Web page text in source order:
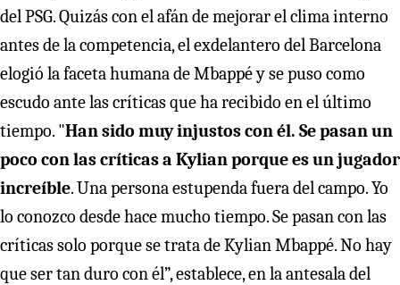
del PSG. Quizás con el afán de mejorar el clima interno
antes de la competencia, el exdelantero del Barcelona
elogió la faceta humana de Mbappé y se puso como
escudo ante las críticas que ha recibido en el último
tiempo. "Han sido muy injustos con él. Se pasan un
poco con las críticas a Kylian porque es un jugador
increíble. Una persona estupenda fuera del campo. Yo
lo conozco desde hace mucho tiempo. Se pasan con las
críticas solo porque se trata de Kylian Mbappé. No hay
que ser tan duro con él”, establece, en la antesala del